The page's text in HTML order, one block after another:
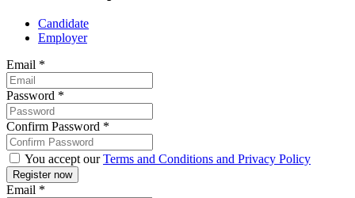
Candidate
Employer
Email *
Password *
Confirm Password *
You accept ourTerms and Conditions and Privacy Policy
Email *